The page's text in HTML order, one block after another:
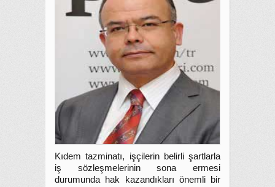
Kıdem tazminatı, işçilerin belirli şartlarla
iş sözleşmelerinin sona ermesi
durumunda hak kazandıkları önemli bir